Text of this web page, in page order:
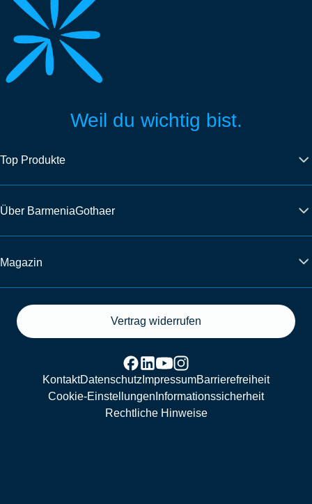
Weil du wichtig bist.
Top Produkte
Über BarmeniaGothaer
Magazin
Vertrag widerrufen
KontaktDatenschutz ImpressumBarrierefreiheit
Cookie-Einstellungen Informationssicherheit
Rechtliche Hinweise